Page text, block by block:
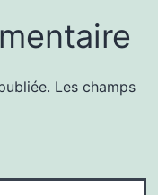
Les champs